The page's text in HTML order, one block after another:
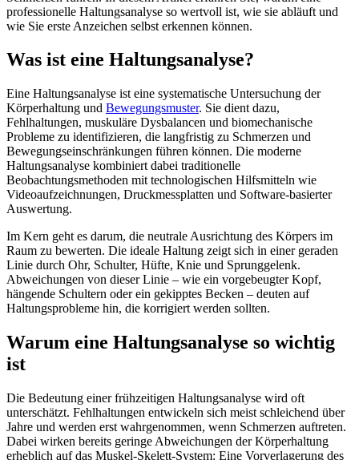
professionelle Haltungsanalyse so wertvoll ist, wie sie abläuft und
wie Sie erste Anzeichen selbst erkennen können.
Was ist eine Haltungsanalyse?
Eine Haltungsanalyse ist eine systematische Untersuchung der
Körperhaltung und Bewegungsmuster. Sie dient dazu,
Fehlhaltungen, muskuläre Dysbalancen und biomechanische
Probleme zu identifizieren, die langfristig zu Schmerzen und
Bewegungseinschränkungen führen können. Die moderne
Haltungsanalyse kombiniert dabei traditionelle
Beobachtungsmethoden mit technologischen Hilfsmitteln wie
Videoaufzeichnungen, Druckmessplatten und Software-basierter
Auswertung.
Im Kern geht es darum, die neutrale Ausrichtung des Körpers im
Raum zu bewerten. Die ideale Haltung zeigt sich in einer geraden
Linie durch Ohr, Schulter, Hüfte, Knie und Sprunggelenk.
Abweichungen von dieser Linie – wie ein vorgebeugter Kopf,
hängende Schultern oder ein gekipptes Becken – deuten auf
Haltungsprobleme hin, die korrigiert werden sollten.
Warum eine Haltungsanalyse so wichtig
ist
Die Bedeutung einer frühzeitigen Haltungsanalyse wird oft
unterschätzt. Fehlhaltungen entwickeln sich meist schleichend über
Jahre und werden erst wahrgenommen, wenn Schmerzen auftreten.
Dabei wirken bereits geringe Abweichungen der Körperhaltung
erheblich auf das Muskel-Skelett-System: Eine Vorverlagerung des